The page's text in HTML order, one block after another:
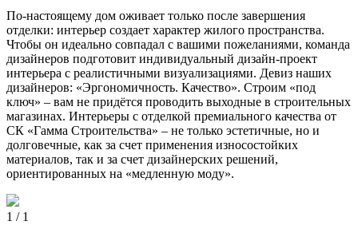
По-настоящему дом оживает только после завершения
отделки: интерьер создает характер жилого пространства.
Чтобы он идеально совпадал с вашими пожеланиями, команда
дизайнеров подготовит индивидуальный дизайн-проект
интерьера с реалистичными визуализациями. Девиз наших
дизайнеров: «Эргономичность. Качество». Строим «под
ключ» – вам не придётся проводить выходные в строительных
магазинах. Интерьеры с отделкой премиального качества от
СК «Гамма Строительства» – не только эстетичные, но и
долговечные, как за счет применения износостойких
материалов, так и за счет дизайнерских решений,
ориентированных на «медленную моду».
1 / 1